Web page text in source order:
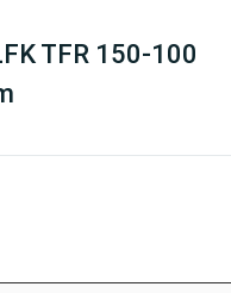
TFR 150-100